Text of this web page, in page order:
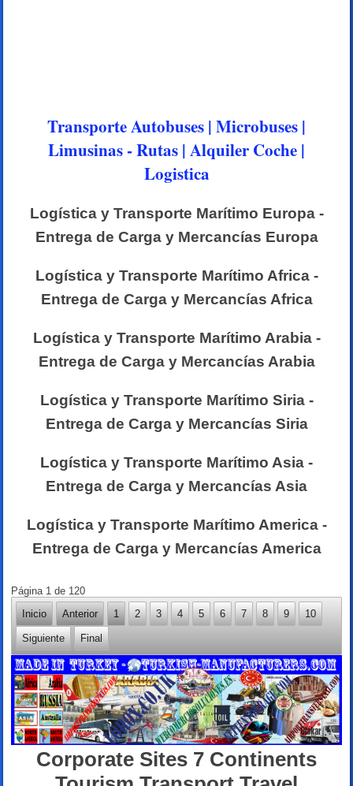
Transporte Autobuses | Microbuses |
Limusinas - Rutas | Alquiler Coche |
Logistica
Logística y Transporte Marítimo Europa -
Entrega de Carga y Mercancías Europa
Logística y Transporte Marítimo Africa -
Entrega de Carga y Mercancías Africa
Logística y Transporte Marítimo Arabia -
Entrega de Carga y Mercancías Arabia
Logística y Transporte Marítimo Siria -
Entrega de Carga y Mercancías Siria
Logística y Transporte Marítimo Asia -
Entrega de Carga y Mercancías Asia
Logística y Transporte Marítimo America -
Entrega de Carga y Mercancías America
Página 1 de 120
Inicio
Anterior 1 2 3 4 5 6 7 8 9 10
Siguiente Final
Corporate Sites 7 Continents